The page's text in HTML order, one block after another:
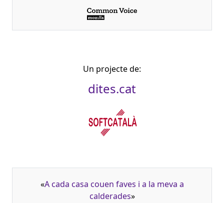
Un projecte de:
dites.cat
«A cada casa couen faves i a la meva a
calderades»